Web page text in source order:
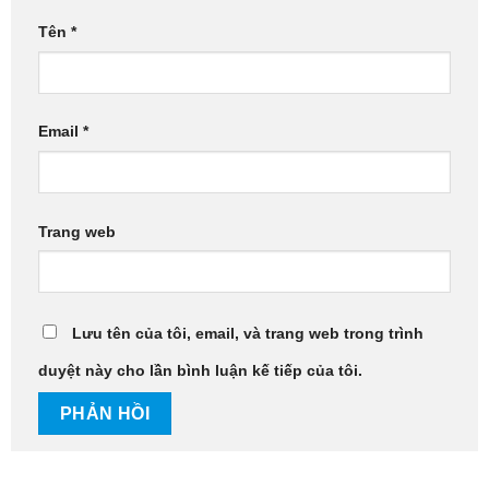
Tên *
Email *
Trang web
Lưu tên của tôi, email, và trang web trong trình
duyệt này cho lần bình luận kế tiếp của tôi.